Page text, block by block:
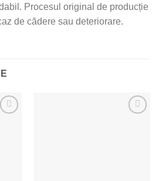
Procesul original de producție
de cădere sau deteriorare.